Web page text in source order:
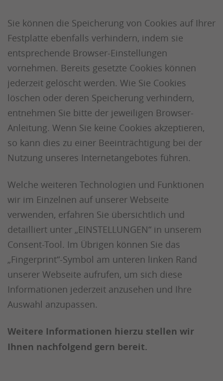
Sie können die Speicherung von Cookies auf Ihrer
Festplatte ebenfalls verhindern, indem sie
entsprechende Browser-Einstellungen
vornehmen. Bereits gesetzte Cookies können
jederzeit gelöscht werden. Wie Sie Cookies
löschen oder deren Speicherung verhindern,
entnehmen Sie bitte der jeweiligen Browser-
Anleitung. Wenn Sie keine Cookies akzeptieren,
so kann dies zu einer Beeinträchtigung bei der
Nutzung unseres Internetangebotes führen.
Welche weiteren Technologien und Funktionen
wir im Einzelnen auf unserer Webseite
verwenden, erfahren Sie übersichtlich und
detailliert unter „EINSTELLUNGEN“ in unserem
Consent-Tool. Im Übrigen können Sie das
„Fingerprint“-Symbol am unteren linken Rand
unserer Webseite aufrufen, um sich diese
Informationen jederzeit anzusehen und Ihre
Auswahl anzupassen.
Weitere Informationen hierzu stellen wir
Ihnen nachfolgend gern bereit.